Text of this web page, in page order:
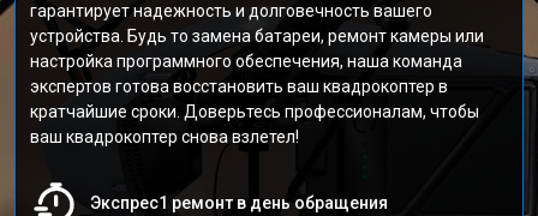
гарантирует надежность и долговечность вашего
устройства. Будь то замена батареи, ремонт камеры или
настройка программного обеспечения, наша команда
экспертов готова восстановить ваш квадрокоптер в
кратчайшие сроки. Доверьтесь профессионалам, чтобы
ваш квадрокоптер снова взлетел!
Экспрес1 ремонт в день обращения